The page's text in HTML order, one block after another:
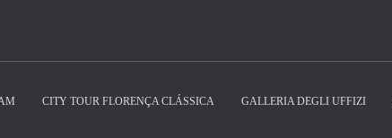
CITY TOUR FLORENÇA CLÁSSICA GALLERIA DEGLI UFFIZI